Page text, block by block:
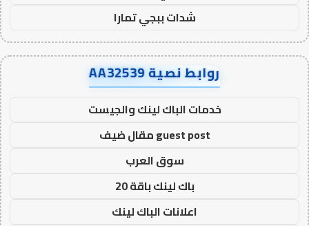
شدات ببجي تمارا
روابط نصية AA32539
خدمات الباك لينك والجيست
guest post مقال ضيف
سوق العرب
باك لينك باقة 20
اعلانات الباك لينك